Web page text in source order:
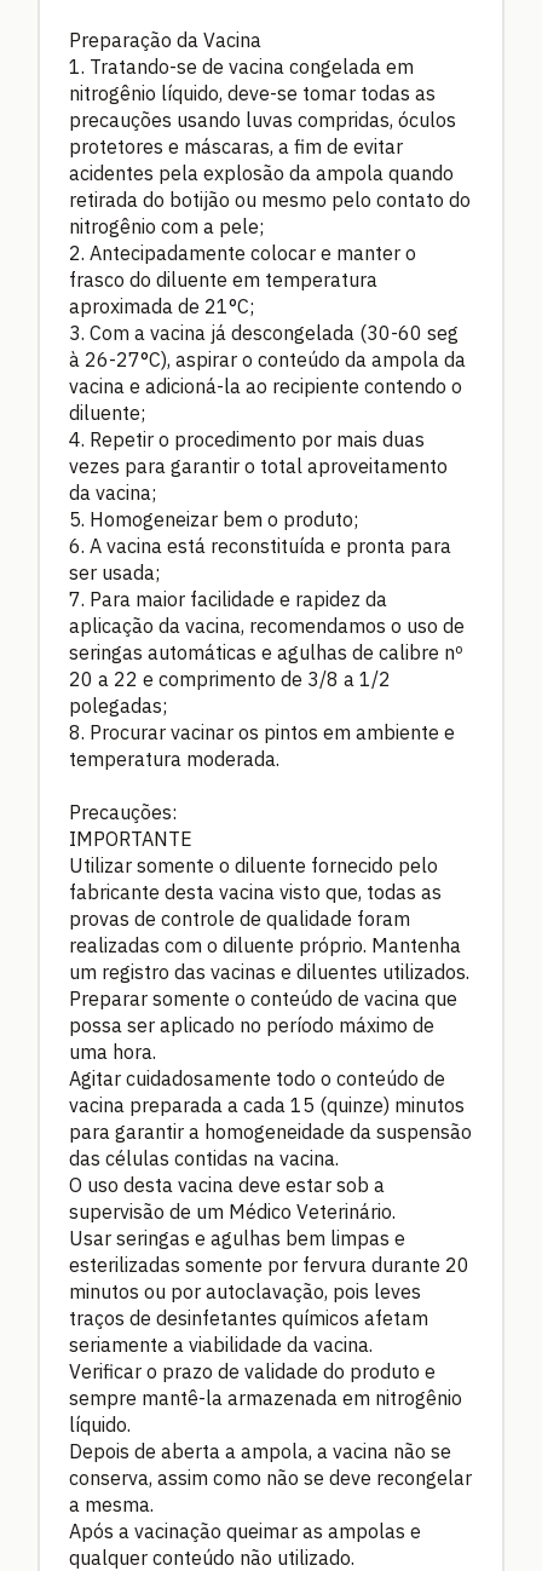
Preparação da Vacina
1. Tratando-se de vacina congelada em
nitrogênio líquido, deve-se tomar todas as
precauções usando luvas compridas, óculos
protetores e máscaras, a fim de evitar
acidentes pela explosão da ampola quando
retirada do botijão ou mesmo pelo contato do
nitrogênio com a pele;
2. Antecipadamente colocar e manter o
frasco do diluente em temperatura
aproximada de 21°C;
3. Com a vacina já descongelada (30-60 seg
à 26-27°C), aspirar o conteúdo da ampola da
vacina e adicioná-la ao recipiente contendo o
diluente;
4. Repetir o procedimento por mais duas
vezes para garantir o total aproveitamento
da vacina;
5. Homogeneizar bem o produto;
6. A vacina está reconstituída e pronta para
ser usada;
7. Para maior facilidade e rapidez da
aplicação da vacina, recomendamos o uso de
seringas automáticas e agulhas de calibre nº
20 a 22 e comprimento de 3/8 a 1/2
polegadas;
8. Procurar vacinar os pintos em ambiente e
temperatura moderada.
Precauções:
IMPORTANTE
Utilizar somente o diluente fornecido pelo
fabricante desta vacina visto que, todas as
provas de controle de qualidade foram
realizadas com o diluente próprio. Mantenha
um registro das vacinas e diluentes utilizados.
Preparar somente o conteúdo de vacina que
possa ser aplicado no período máximo de
uma hora.
Agitar cuidadosamente todo o conteúdo de
vacina preparada a cada 15 (quinze) minutos
para garantir a homogeneidade da suspensão
das células contidas na vacina.
O uso desta vacina deve estar sob a
supervisão de um Médico Veterinário.
Usar seringas e agulhas bem limpas e
esterilizadas somente por fervura durante 20
minutos ou por autoclavação, pois leves
traços de desinfetantes químicos afetam
seriamente a viabilidade da vacina.
Verificar o prazo de validade do produto e
sempre mantê-la armazenada em nitrogênio
líquido.
Depois de aberta a ampola, a vacina não se
conserva, assim como não se deve recongelar
a mesma.
Após a vacinação queimar as ampolas e
qualquer conteúdo não utilizado.